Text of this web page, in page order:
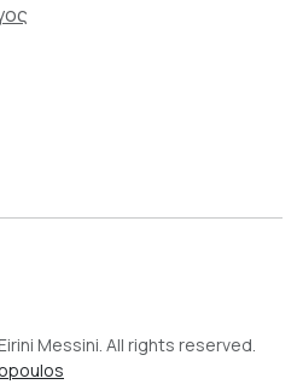
Messini. All rights reserved.